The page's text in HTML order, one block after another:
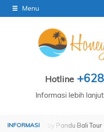
Menu
Hotline
Informasi lebih
Operated by Pandu Bali Tour